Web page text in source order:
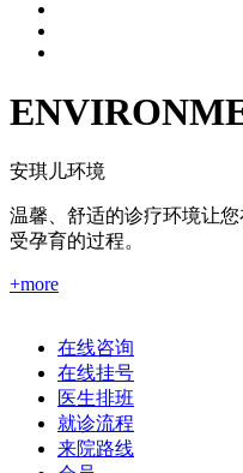
安琪儿环境
温馨、舒适的诊疗环境让
受孕育的过程。
+more
在线咨询
在线挂号
医生排班
就诊流程
来院路线